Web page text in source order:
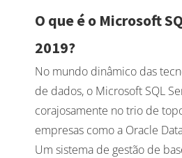
O que é o Microsoft
2019?
No mundo dinâmico das
de dados, o Microsoft SQL
corajosamente no trio de
empresas como a Oracle
Um sistema de gestão de